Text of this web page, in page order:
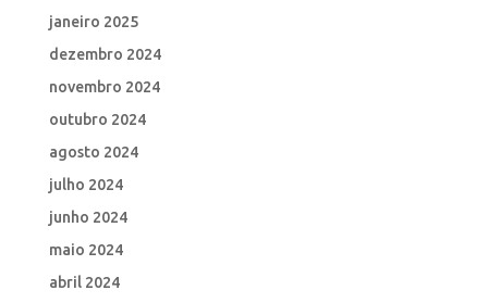
janeiro 2025
dezembro 2024
novembro 2024
outubro 2024
agosto 2024
julho 2024
junho 2024
maio 2024
abril 2024